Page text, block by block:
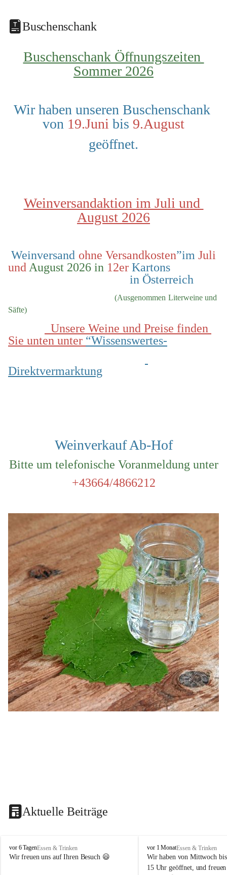
Buschenschank
Buschenschank Öffnungszeiten
Sommer 2026
Wir haben unseren Buschenschank
von 19.Juni bis 9.August
geöffnet.
Weinversandaktion im Juli und
August 2026
Weinversand ohne Versandkosten”im Juli
und August 2026 in 12er Kartons
                                        in Österreich
  (Ausgenommen Literweine und
Säfte)
  Unsere Weine und Preise finden
Sie unten unter “Wissenswertes-
Direktvermarktung
Weinverkauf Ab-Hof
Bitte um telefonische Voranmeldung unter
+43664/4866212
Aktuelle Beiträge
B
u
vor 6 TagenEssen & Trinken
Wir freuen uns auf Ihren Besuch 😃
B
u
s
vor 1 MonatEssen & Trinken
Wir haben von Mittwoch
15 Uhr geöffnet, und